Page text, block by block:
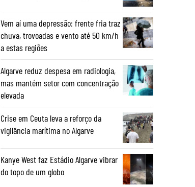
Vem aí uma depressão: frente fria traz
chuva, trovoadas e vento até 50 km/h
a estas regiões
Algarve reduz despesa em radiologia,
mas mantém setor com concentração
elevada
Crise em Ceuta leva a reforço da
vigilância marítima no Algarve
Kanye West faz Estádio Algarve vibrar
do topo de um globo